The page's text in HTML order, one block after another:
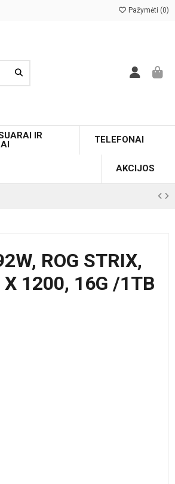
Pažymėti (0)
IR
TELEFONAI
AKCIJOS
ROG STRIX,
1200, 16G /1TB